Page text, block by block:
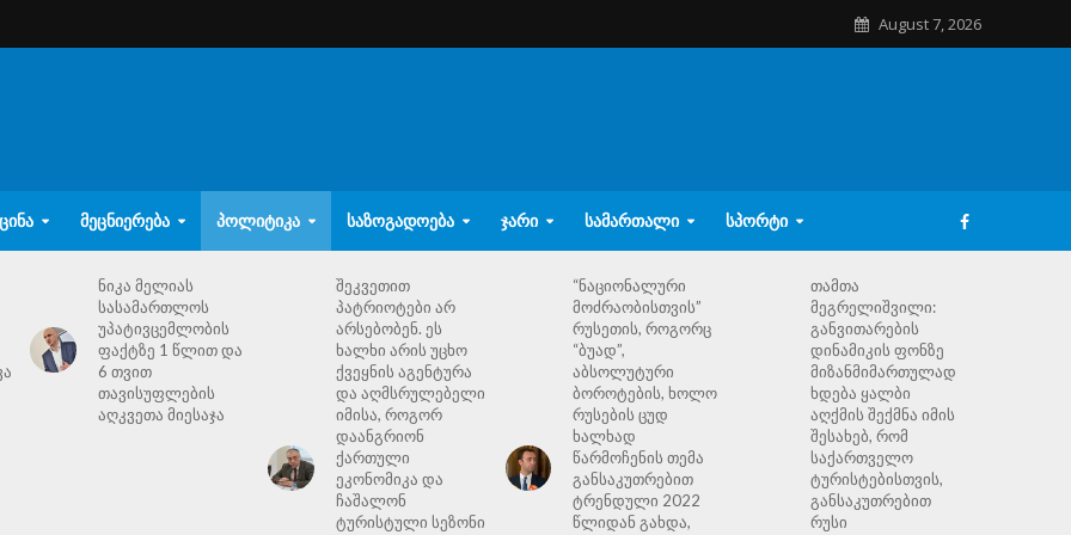
August 7, 2026
ᲛᲔᲪᲜᲘᲔᲠᲔᲑᲐ ᲞᲝᲚᲘᲢᲘᲙᲐ ᲡᲐᲖᲝᲒᲐᲓᲝᲔᲑᲐ ᲯᲐᲠᲘ ᲡᲐᲛᲐᲠᲗᲐᲚᲘ ᲡᲞᲝᲠᲢᲘ
ნიკა მელიას
სასამართლოს
უპატივცემლობის
ფაქტზე 1 წლით და
6 თვით
თავისუფლების
აღკვეთა მიესაჯა
შეკვეთით
პატრიოტები არ
არსებობენ. ეს
ხალხი არის უცხო
ქვეყნის აგენტურა
და აღმსრულებელი
იმისა, როგორ
დაანგრიონ
ქართული
ეკონომიკა და
ჩაშალონ
ტურისტული სეზონი
“ნაციონალური
მოძრაობისთვის”
რუსეთის, როგორც
“ბუად”,
აბსოლუტური
ბოროტების, ხოლო
რუსების ცუდ
ხალხად
წარმოჩენის თემა
განსაკუთრებით
ტრენდული 2022
წლიდან გახდა,
თამთა
მეგრელიშვილი:
განვითარების
დინამიკის ფონზე
მიზანმიმართულად
ხდება ყალბი
აღქმის შექმნა იმის
შესახებ, რომ
საქართველო
ტურისტებისთვის,
განსაკუთრებით
რუსი